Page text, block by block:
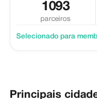
1093
parceiros
Selecionado para
Principais